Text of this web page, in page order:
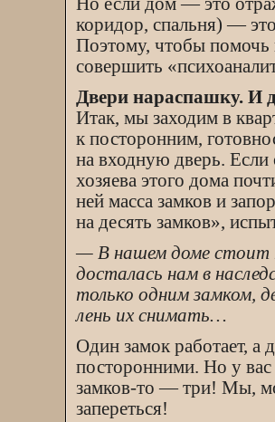
коридор, спальня) —
Поэтому, чтобы помочь
совершить
Двери нараспашку. И
Итак, мы заходим в
к посторонним,
на входную дверь. Если
хозяева этого дома
ней масса замков и
на десять замков»,
— В нашем доме стоит
досталась нам в
только одним замком,
лень их снимать…
Один замок работает, а
посторонними. Но у вас
замков-то — три! Мы,
запереться!